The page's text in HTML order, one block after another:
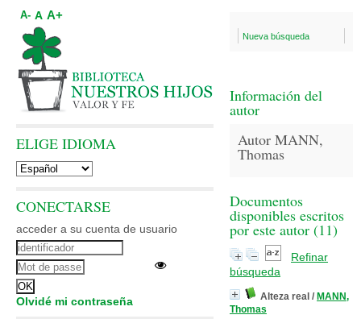
Nueva búsqueda
Información del
autor
Autor MANN,
Thomas
Documentos
disponibles escritos
por este autor (11)
Refinar
búsqueda
Alteza real / MANN,
Thomas
A- A A+
ELIGE IDIOMA
CONECTARSE
acceder a su cuenta de usuario
Olvidé mi contraseña